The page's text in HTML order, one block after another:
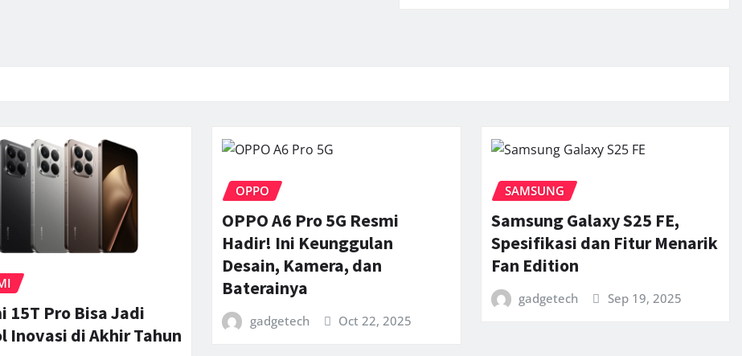
15T Pro Bisa Jadi
Inovasi di Akhir Tahun
OPPO
OPPO A6 Pro 5G Resmi
Hadir! Ini Keunggulan
Desain, Kamera, dan
Baterainya
gadgetech Oct 22, 2025
SAMSUNG
Samsung Galaxy S25 FE,
Spesifikasi dan Fitur Menarik
Fan Edition
gadgetech Sep 19, 2025